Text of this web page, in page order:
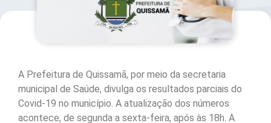
A Prefeitura de Quissamã, por meio da secretaria
municipal de Saúde, divulga os resultados parciais do
Covid-19 no município. A atualização dos números
acontece, de segunda a sexta-feira, após às 18h. A